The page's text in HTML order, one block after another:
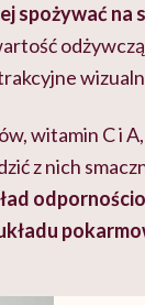
spożywać na
witamin C i
z nich